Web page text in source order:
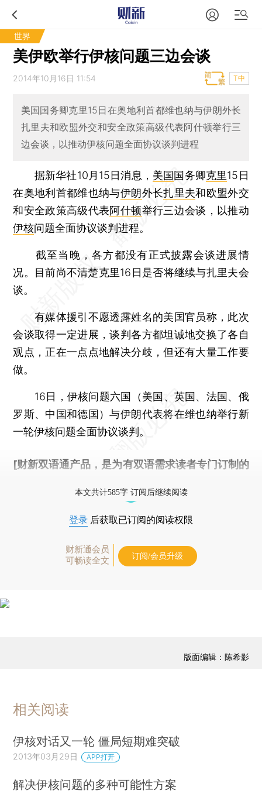
世界
美伊欧举行伊核问题三边会谈
2014年10月16日 11:54 T中
美国国务卿克里15日在奥地利首都维也纳与伊朗外长
扎里夫和欧盟外交和安全政策高级代表阿什顿举行三
边会谈，以推动伊核问题全面协议谈判进程
据新华社10月15日消息， 美国 国务卿克里15日
在奥地利首都维也纳与伊朗外长扎里夫和欧盟外交
和安全政策高级代表阿什顿举行三边会谈，以推动
伊核问题全面协议谈判进程。
截至当晚，各方都没有正式披露会谈进展情
况。目前尚不清楚克里16日是否将继续与扎里夫会
谈。
有媒体援引不愿透露姓名的美国官员称，此次
会谈取得一定进展，谈判各方都坦诚地交换了各自
观点，正在一点点地解决分歧，但还有大量工作要
做。
16日，伊核问题六国（美国、英国、法国、俄
罗斯、中国和德国）与伊朗代表将在维也纳举行新
一轮伊核问题全面协议谈判。
[财新双语通产品，是为有双语需求读者专门订制的
本文共计585字 订阅后继续阅读
登录 后获取已订阅的阅读权限
财新通会员
可畅读全文
订阅/会员升级
版面编辑：陈希影
相关阅读
伊核对话又一轮 僵局短期难突破
2013年03月29日 APP打开
解决伊核问题的多种可能性方案